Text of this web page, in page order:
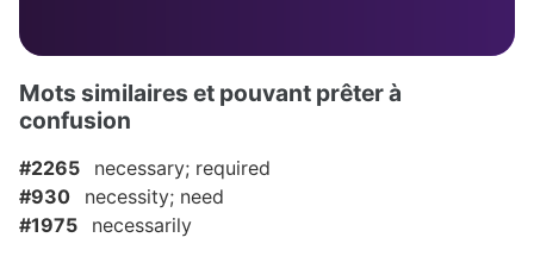
Mots similaires et pouvant prêter à
confusion
#2265
necessary; required
#930
necessity; need
#1975
necessarily